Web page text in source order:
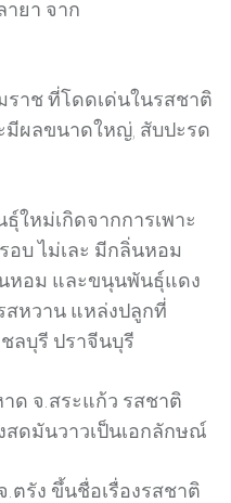
ายา จาก
ราช ที่โดดเด่นในรสชาติ
มีผลขนาดใหญ่, สับปะรด
ใหม่เกิดจากการเพาะ
อบ ไม่เละ มีกลิ่นหอม
หอม และขนุนพันธุ์แดง
สหวาน แหล่งปลูกที่
ลบุรี ปราจีนบุรี
ด จ.สระแก้ว รสชาติ
สดมันวาวเป็นเอกลักษณ์
.ตรัง ขึ้นชื่อเรื่องรสชาติ